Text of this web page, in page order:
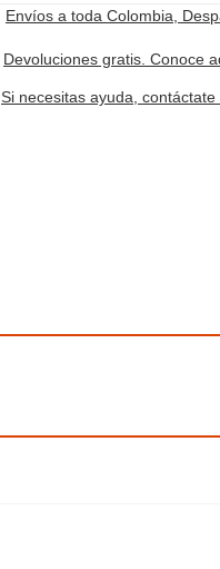
Envíos a toda Colombia,
Devoluciones gratis. Conoce
Si necesitas ayuda,